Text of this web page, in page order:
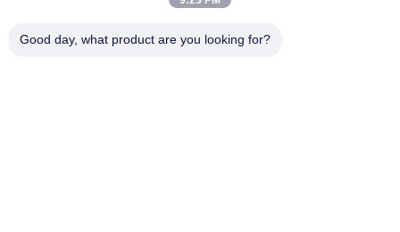
Good day, what product are you looking for?